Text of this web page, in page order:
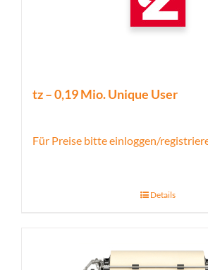
tz – 0,19 Mio. Unique User
Für Preise bitte einloggen/
Details